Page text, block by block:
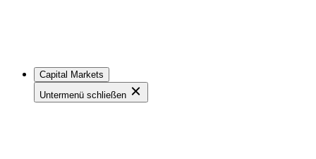
Capital Markets
Untermenü schließen